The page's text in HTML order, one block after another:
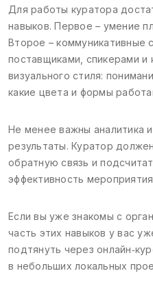
Для работы куратора
навыков. Первое – умение
Второе – коммуникативные
поставщиками, спикерами и
визуального стиля:
какие цвета и формы
Не менее важны аналитика
результаты. Куратор
обратную связь и
эффективность мероприятия
Если вы уже знакомы с
часть этих навыков у вас
подтянуть через
в небольших локальных